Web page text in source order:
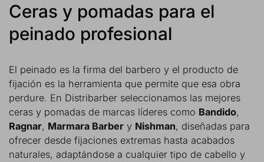
Ceras y pomadas para el
peinado profesional
El peinado es la firma del barbero y el producto de
fijación es la herramienta que permite que esa obra
perdure. En Distribarber seleccionamos las mejores
ceras y pomadas de marcas líderes como Bandido,
Ragnar, Marmara Barber y Nishman, diseñadas para
ofrecer desde fijaciones extremas hasta acabados
naturales, adaptándose a cualquier tipo de cabello y